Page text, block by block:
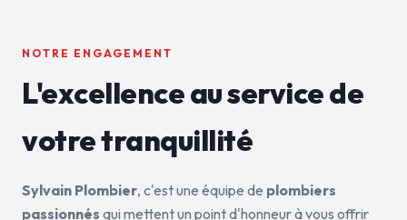
NOTRE ENGAGEMENT
L'excellence au service de
votre tranquillité
Sylvain Plombier, c'est une équipe de plombiers
passionnés qui mettent un point d'honneur à vous offrir